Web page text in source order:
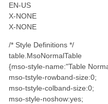
EN-US
X-NONE
X-NONE
/* Style Definitions */
table.MsoNormalTable
{mso-style-name:"Table
mso-tstyle-rowband-size:0;
mso-tstyle-colband-size:0;
mso-style-noshow:yes;